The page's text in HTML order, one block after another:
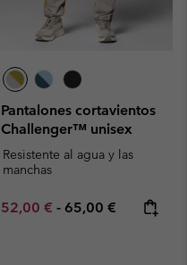
Pantalones cortavientos
Challenger™ unisex
Resistente al agua y las
manchas
Minimum sale price:
52,00 € - Maximum price:
65,00 €